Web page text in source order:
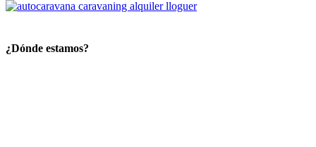
Search
¿Dónde estamos?